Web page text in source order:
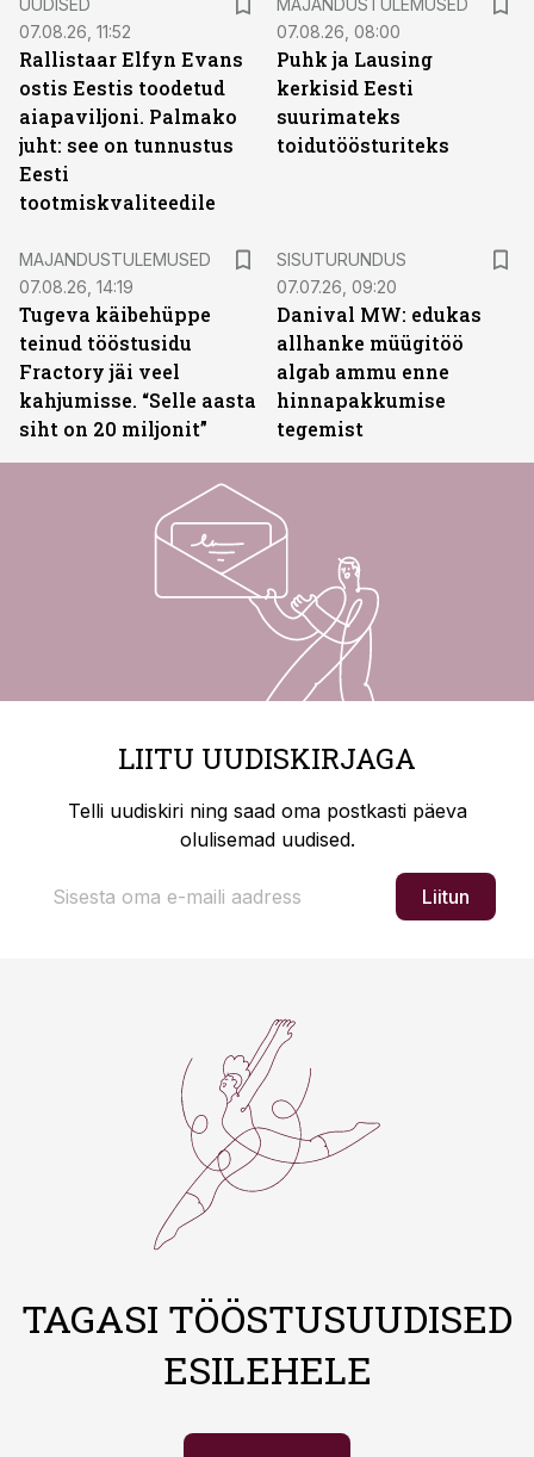
UUDISED
07.08.26, 11:52
Rallistaar Elfyn Evans
ostis Eestis toodetud
aiapaviljoni. Palmako
juht: see on tunnustus
Eesti
tootmiskvaliteedile
MAJANDUSTULEMUSED
07.08.26, 08:00
Puhk ja Lausing
kerkisid Eesti
suurimateks
toidutöösturiteks
MAJANDUSTULEMUSED
07.08.26, 14:19
Tugeva käibehüppe
teinud tööstusidu
Fractory jäi veel
kahjumisse. “Selle aasta
siht on 20 miljonit”
SISUTURUNDUS
07.07.26, 09:20
Danival MW: edukas
allhanke müügitöö
algab ammu enne
hinnapakkumise
tegemist
LIITU UUDISKIRJAGA
Telli uudiskiri ning saad oma postkasti päeva
olulisemad uudised.
Liitun
TAGASI TÖÖSTUSUUDISED
ESILEHELE